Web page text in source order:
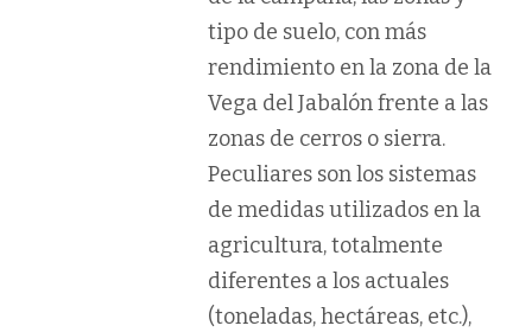
tipo de suelo, con más
rendimiento en la zona de la
Vega del Jabalón frente a las
zonas de cerros o sierra.
Peculiares sonlos sistemas
de medidas utilizados en la
agricultura, totalmente
diferentes a los actuales
(toneladas, hectáreas, etc.),